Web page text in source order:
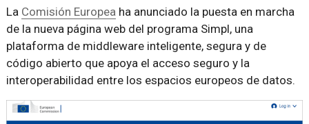
La Comisión Europeaha anunciado la puesta en marcha
de la nueva página web del programa Simpl, una
plataforma de middleware inteligente, segura y de
código abierto que apoya el acceso seguro y la
interoperabilidad entre los espacios europeos de datos.